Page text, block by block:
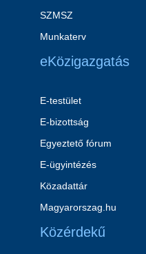
SZMSZ
Munkaterv
eKözigazgatás
E-testület
E-bizottság
Egyeztető fórum
E-ügyintézés
Közadattár
Magyarorszag.hu
Közérdekű